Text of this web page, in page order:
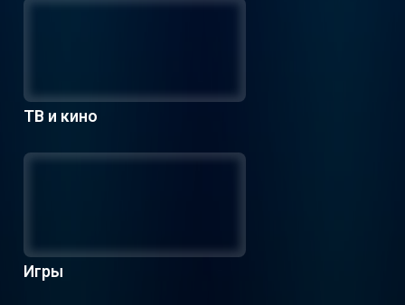
ТВ и кино
Игры